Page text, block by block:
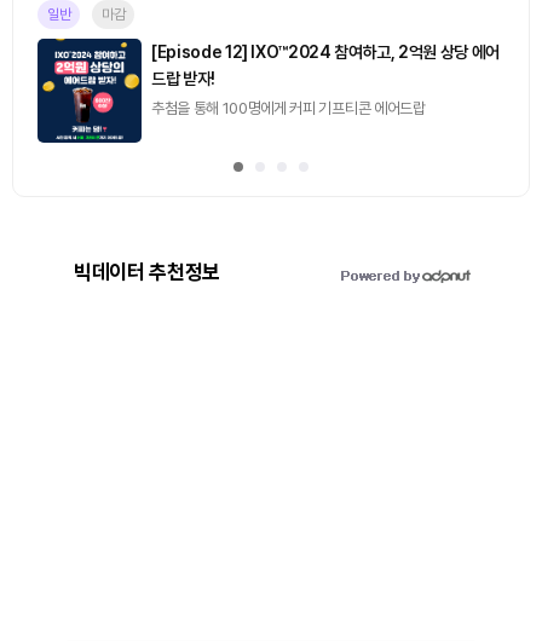
일반 마감
[Episode 12] IXO™2024 참여하고, 2억원 상당 에어
드랍 받자!
추첨을 통해 100명에게 커피 기프티콘 에어드랍
빅데이터 추천정보